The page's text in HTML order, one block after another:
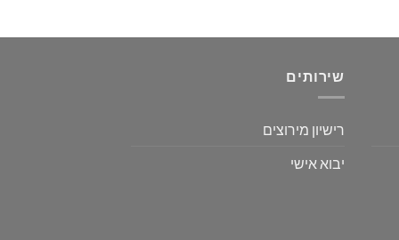
שירותים
רישיון מירוצים
יבוא אישי